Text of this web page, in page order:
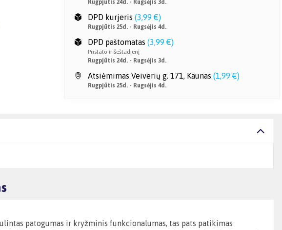
Rugpjūtis 24d. - Rugsėjis 3d.
DPD kurjeris (3,99 €)
Rugpjūtis 25d. - Rugsėjis 4d.
DPD paštomatas (3,99 €)
Pristato ir šeštadienį
Rugpjūtis 24d. - Rugsėjis 3d.
Atsiėmimas Veiverių g. 171, Kaunas (1,99 €)
Rugpjūtis 25d. - Rugsėjis 4d.
patogumas ir kryžminis funkcionalumas, tas pats patikimas